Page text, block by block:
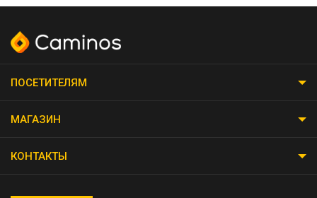
ПОСЕТИТЕЛЯМ
МАГАЗИН
КОНТАКТЫ